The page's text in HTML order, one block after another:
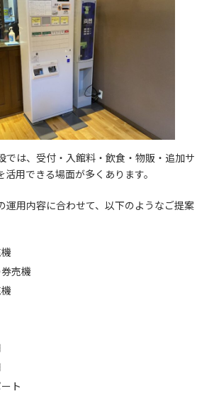
では、受付・入館料・飲食・物販・追加サ
用できる場面が多くあります。
運用内容に合わせて、以下のようなご提案
売機
ト